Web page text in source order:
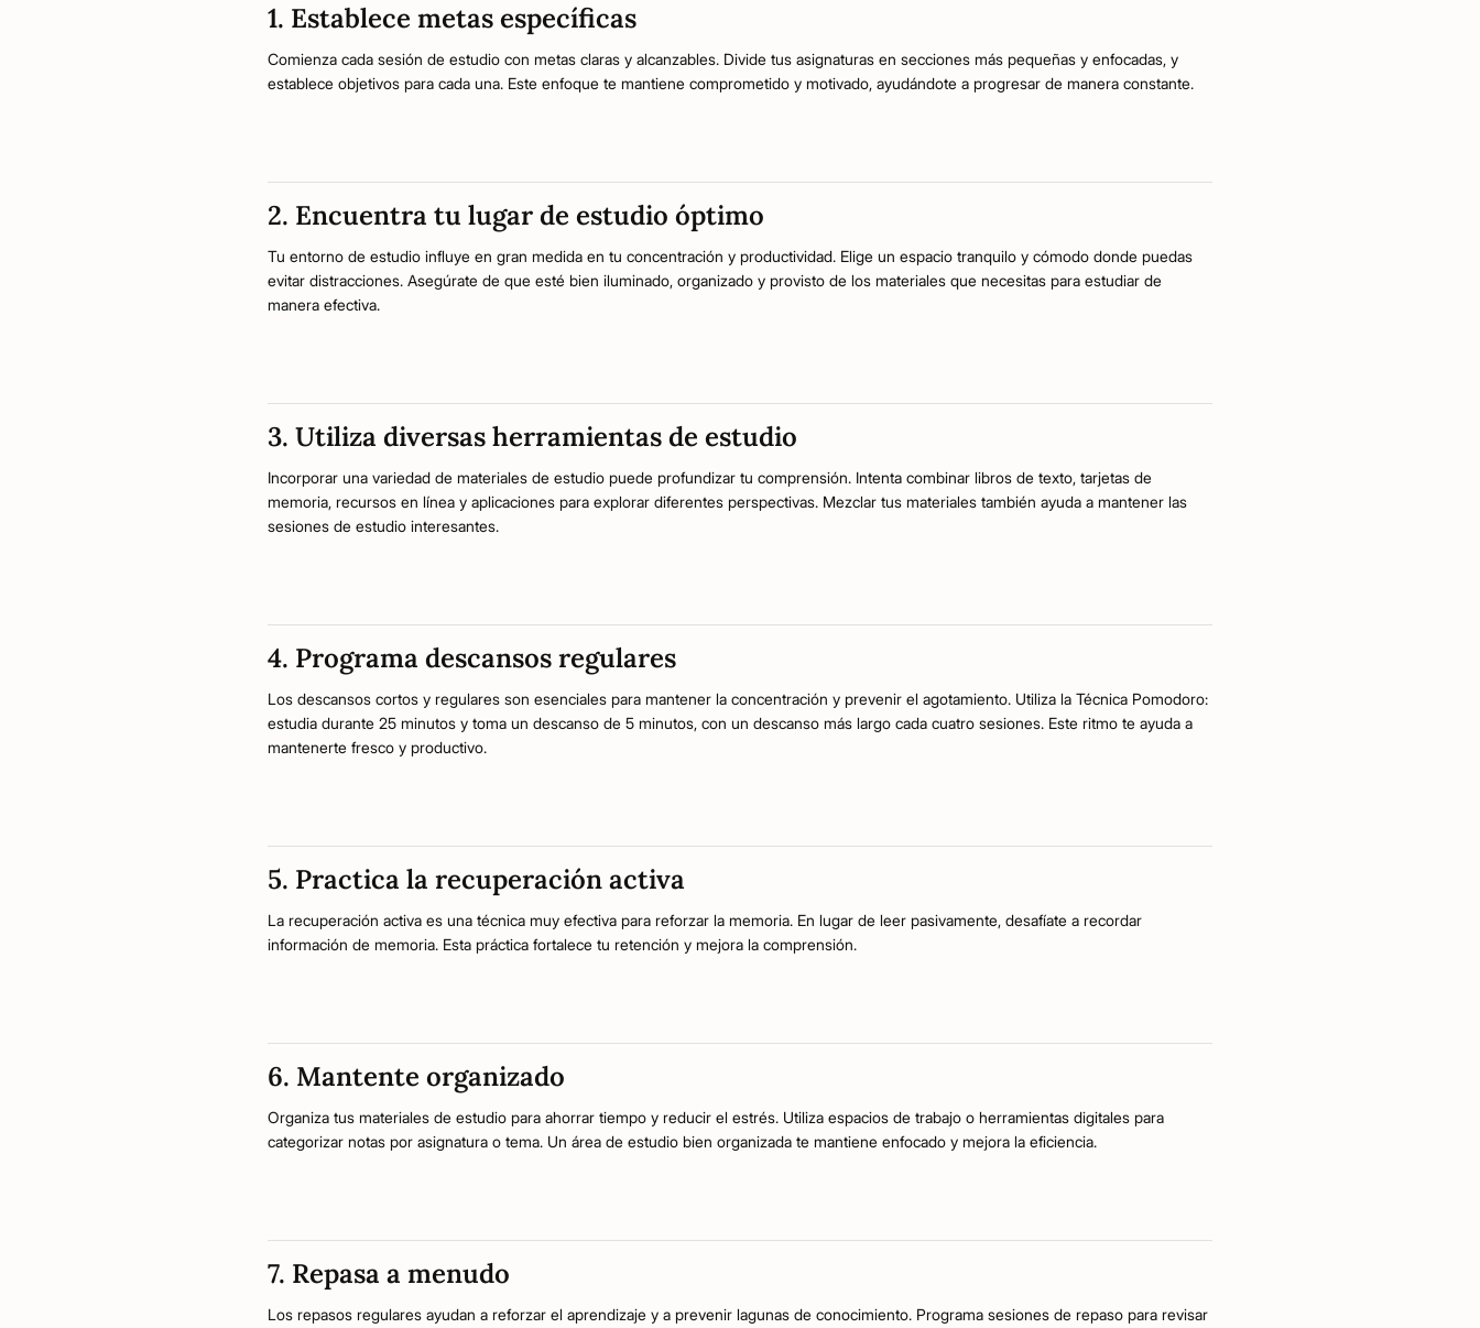
1. Establece metas específicas
Comienza cada sesión de estudio con metas claras y alcanzables. Divide tus asignaturas en secciones más pequeñas y enfocadas, y
establece objetivos para cada una. Este enfoque te mantiene comprometido y motivado, ayudándote a progresar de manera constante.
2. Encuentra tu lugar de estudio óptimo
Tu entorno de estudio influye en gran medida en tu concentración y productividad. Elige un espacio tranquilo y cómodo donde puedas
evitar distracciones. Asegúrate de que esté bien iluminado, organizado y provisto de los materiales que necesitas para estudiar de
manera efectiva.
3. Utiliza diversas herramientas de estudio
Incorporar una variedad de materiales de estudio puede profundizar tu comprensión. Intenta combinar libros de texto, tarjetas de
memoria, recursos en línea y aplicaciones para explorar diferentes perspectivas. Mezclar tus materiales también ayuda a mantener las
sesiones de estudio interesantes.
4. Programa descansos regulares
Los descansos cortos y regulares son esenciales para mantener la concentración y prevenir el agotamiento. Utiliza la Técnica Pomodoro:
estudia durante 25 minutos y toma un descanso de 5 minutos, con un descanso más largo cada cuatro sesiones. Este ritmo te ayuda a
mantenerte fresco y productivo.
5. Practica la recuperación activa
La recuperación activa es una técnica muy efectiva para reforzar la memoria. En lugar de leer pasivamente, desafíate a recordar
información de memoria. Esta práctica fortalece tu retención y mejora la comprensión.
6. Mantente organizado
Organiza tus materiales de estudio para ahorrar tiempo y reducir el estrés. Utiliza espacios de trabajo o herramientas digitales para
categorizar notas por asignatura o tema. Un área de estudio bien organizada te mantiene enfocado y mejora la eficiencia.
7. Repasa a menudo
Los repasos regulares ayudan a reforzar el aprendizaje y a prevenir lagunas de conocimiento. Programa sesiones de repaso para revisar